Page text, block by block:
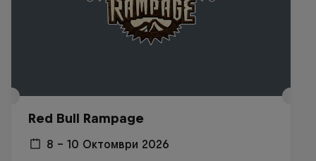
Red Bull Rampage
8 – 10 Октомври 2026